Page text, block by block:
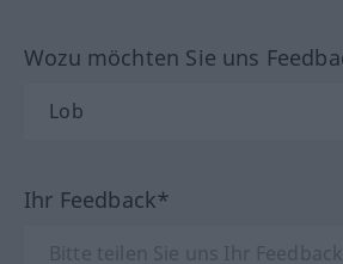
Wozu möchten Sie uns
Ihr Feedback*